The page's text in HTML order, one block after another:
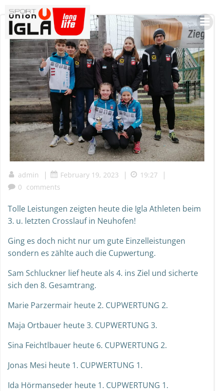
to
content
admin | February 19, 2023 | 19:27 |
0 comments
Tolle Leistungen zeigten heute die Igla Athleten beim
3. u. letzten Crosslauf in Neuhofen!
Ging es doch nicht nur um gute Einzelleistungen
sondern es zählte auch die Cupwertung.
Sam Schluckner lief heute als 4. ins Ziel und sicherte
sich den 8. Gesamtrang.
Marie Parzermair heute 2. CUPWERTUNG 2.
Maja Ortbauer heute 3. CUPWERTUNG 3.
Sina Feichtlbauer heute 6. CUPWERTUNG 2.
Jonas Mesi heute 1. CUPWERTUNG 1.
Ida Hörmanseder heute 1. CUPWERTUNG 1.